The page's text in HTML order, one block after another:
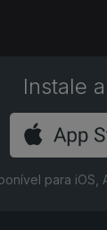
Instale
para iOS,